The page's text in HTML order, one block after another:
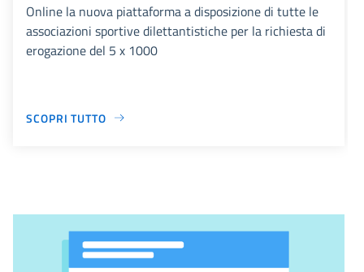
Online la nuova piattaforma a disposizione di tutte le
associazioni sportive dilettantistiche per la richiesta di
erogazione del 5 x 1000
SCOPRI TUTTO